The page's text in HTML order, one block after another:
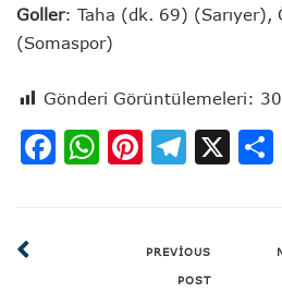
Goller: Taha (dk. 69) (Sarıyer),
(Somaspor)
Gönderi Görüntülemeleri:
Facebook
WhatsApp
Pinterest
X
PREVIOUS
POST